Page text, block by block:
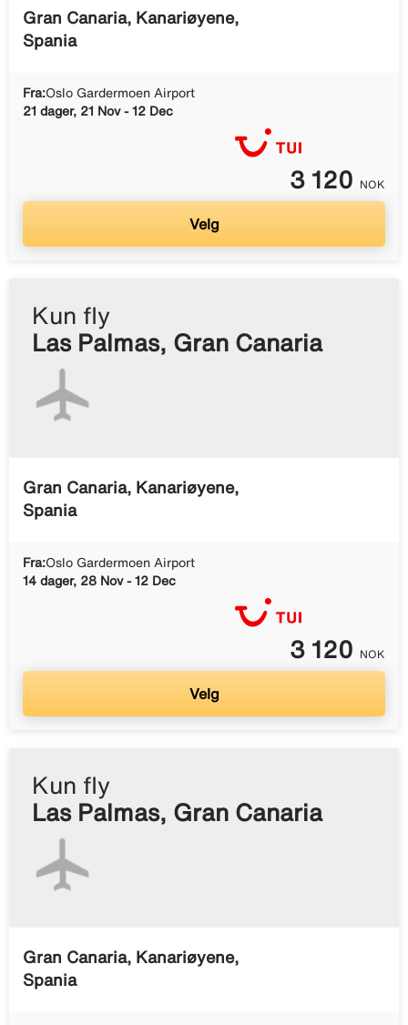
Gran Canaria, Kanariøyene,
Spania
Fra:Oslo Gardermoen Airport
21 dager, 21 Nov - 12 Dec
3 120 NOK
Velg
Kun fly
Las Palmas, Gran Canaria
Gran Canaria, Kanariøyene,
Spania
Fra:Oslo Gardermoen Airport
14 dager, 28 Nov - 12 Dec
3 120 NOK
Velg
Kun fly
Las Palmas, Gran Canaria
Gran Canaria, Kanariøyene,
Spania